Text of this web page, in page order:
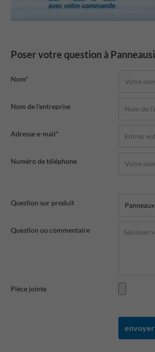
Poser votre question à
Nom*
Nom de l'entreprise
Adresse e-mail*
Numéro de téléphone
Question sur produit
Question ou commentaire
Pièce jointe
envoyer